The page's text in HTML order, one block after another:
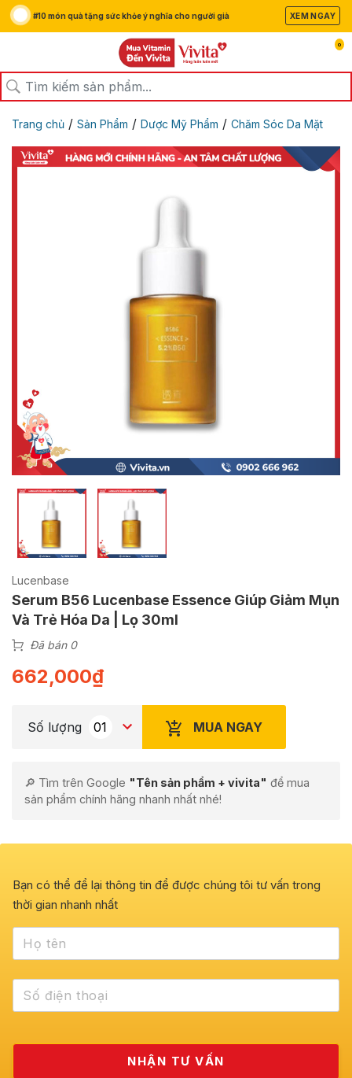
#10 món quà tặng sức khỏe ý nghĩa cho người già XEM NGAY
0
Trang chủ / Sản Phẩm / Dược Mỹ Phẩm / Chăm Sóc Da Mặt
Lucenbase
Serum B56 Lucenbase Essence Giúp Giảm Mụn
Và Trẻ Hóa Da | Lọ 30ml
Đã bán 0
662,000₫
Số lượng MUA NGAY
🔎 Tìm trên Google "Tên sản phẩm + vivita" để mua
sản phẩm chính hãng nhanh nhất nhé!
Bạn có thể để lại thông tin để được chúng tôi tư vấn trong
thời gian nhanh nhất